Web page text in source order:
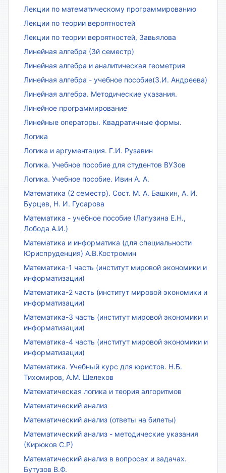
Лекции по математическому программированию
Лекции по теории вероятностей
Лекции по теории вероятностей, Завьялова
Линейная алгебра (3й семестр)
Линейная алгебра и аналитическая геометрия
Линейная алгебра - учебное пособие(З.И. Андреева)
Линейная алгебра. Методические указания.
Линейное программирование
Линейные операторы. Квадратичные формы.
Логика
Логика и аргументация. Г.И. Рузавин
Логика. Учебное пособие для студентов ВУЗов
Логика. Учебное пособие. Ивин А. А.
Математика (2 семестр). Сост. М. А. Башкин, А. И.
Бурцев, Н. И. Гусарова
Математика - учебное пособие (Лапузина Е.Н.,
Лобода А.И.)
Математика и информатика (для специальности
Юриспруденция) А.В.Костромин
Математика-1 часть (институт мировой экономики и
информатизации)
Математика-2 часть (институт мировой экономики и
информатизации)
Математика-3 часть (институт мировой экономики и
информатизации)
Математика-4 часть (институт мировой экономики и
информатизации)
Математика. Учебный курс для юристов. Н.Б.
Тихомиров, А.М. Шелехов
Математическая логика и теория алгоритмов
Математический анализ
Математический анализ (ответы на билеты)
Математический анализ - методические указания
(Кирюков С.Р)
Математический анализ в вопросах и задачах.
Бутузов В.Ф.